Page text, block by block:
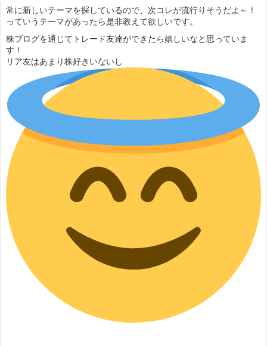
常に新しいテーマを探しているので、次コレが流行りそうだよ～！
っていうテーマがあったら是非教えて欲しいです。
株ブログを通じてトレード友達ができたら嬉しいなと思っていま
す！
リア友はあまり株好きいないし